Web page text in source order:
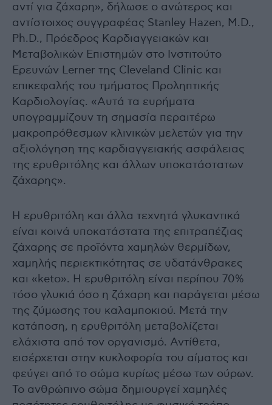
αντί για ζάχαρη», δήλωσε ο ανώτερος και
αντίστοιχος συγγραφέας Stanley Hazen, M.D.,
Ph.D., Πρόεδρος Καρδιαγγειακών και
Μεταβολικών Επιστημών στο Ινστιτούτο
Ερευνών Lerner της Cleveland Clinic και
επικεφαλής του τμήματος Προληπτικής
Καρδιολογίας. «Αυτά τα ευρήματα
υπογραμμίζουν τη σημασία περαιτέρω
μακροπρόθεσμων κλινικών μελετών για την
αξιολόγηση της καρδιαγγειακής ασφάλειας
της ερυθριτόλης και άλλων υποκατάστατων
ζάχαρης».
Η ερυθριτόλη και άλλα τεχνητά γλυκαντικά
είναι κοινά υποκατάστατα της επιτραπέζιας
ζάχαρης σε προϊόντα χαμηλών θερμίδων,
χαμηλής περιεκτικότητας σε υδατάνθρακες
και «keto». Η ερυθριτόλη είναι περίπου 70%
τόσο γλυκιά όσο η ζάχαρη και παράγεται μέσω
της ζύμωσης του καλαμποκιού. Μετά την
κατάποση, η ερυθριτόλη μεταβολίζεται
ελάχιστα από τον οργανισμό. Αντίθετα,
εισέρχεται στην κυκλοφορία του αίματος και
φεύγει από το σώμα κυρίως μέσω των ούρων.
Το ανθρώπινο σώμα δημιουργεί χαμηλές